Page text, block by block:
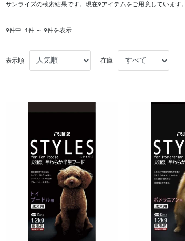
サンライズの検索結果です。現在9アイテムをご用意しています。
9件中 1件 ～ 9件を表示
表示順 在庫